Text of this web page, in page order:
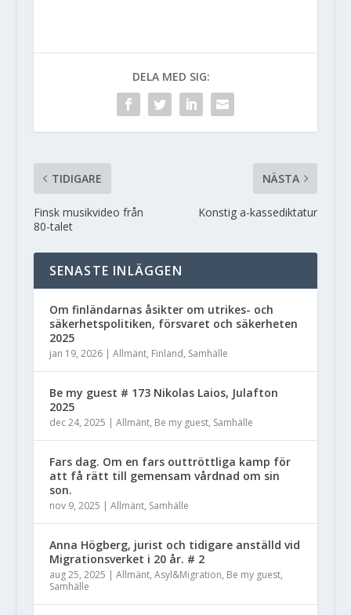
DELA MED SIG:
TIDIGARE
Finsk musikvideo från
80-talet
NÄSTA
Konstig a-kassediktatur
SENASTE INLÄGGEN
Om finländarnas åsikter om utrikes- och
säkerhetspolitiken, försvaret och säkerheten
2025
jan 19, 2026| Allmänt, Finland, Samhälle
Be my guest # 173 Nikolas Laios, Julafton
2025
dec 24, 2025 | Allmänt, Be my guest, Samhälle
Fars dag. Om en fars outtröttliga kamp för
att få rätt till gemensam vårdnad om sin
son.
nov 9, 2025 | Allmänt, Samhälle
Anna Högberg, jurist och tidigare anställd vid
Migrationsverket i 20 år. # 2
aug 25, 2025 | Allmänt, Asyl&Migration, Be my guest,
Samhälle